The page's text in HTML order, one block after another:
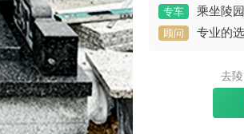
专车 乘坐陵
顾问 专业的
去